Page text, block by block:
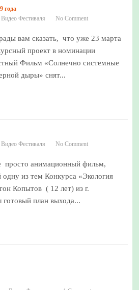
года
Видео Фестиваля No Comment
вам сказать, что уже 23 марта
проект в номинации
Фильм «Солнечно системные
дыры» снят...
Видео Фестиваля No Comment
просто анимационный фильм,
из тем Конкурса «Экология
Копытов ( 12 лет) из г.
готовый план выхода...